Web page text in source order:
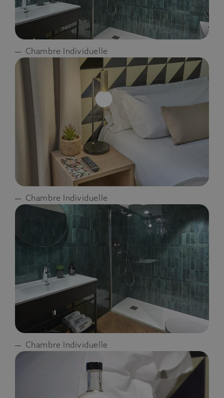
Chambre Individuelle
Chambre Individuelle
Chambre Individuelle